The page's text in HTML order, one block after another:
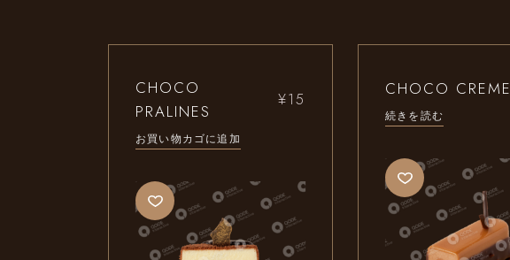
CHOCO
PRALINES
¥15
お買い物カゴに追加
CHOCO CREME
続きを読む